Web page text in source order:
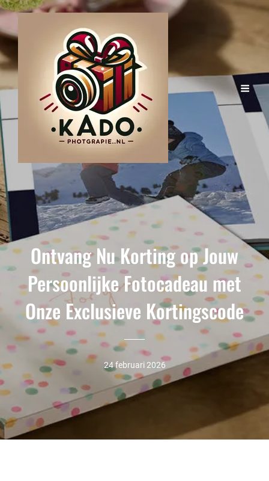
Ontvang Nu Korting op Jouw
Persoonlijke Fotocadeau met
Onze Exclusieve Kortingscode
24 februari 2026